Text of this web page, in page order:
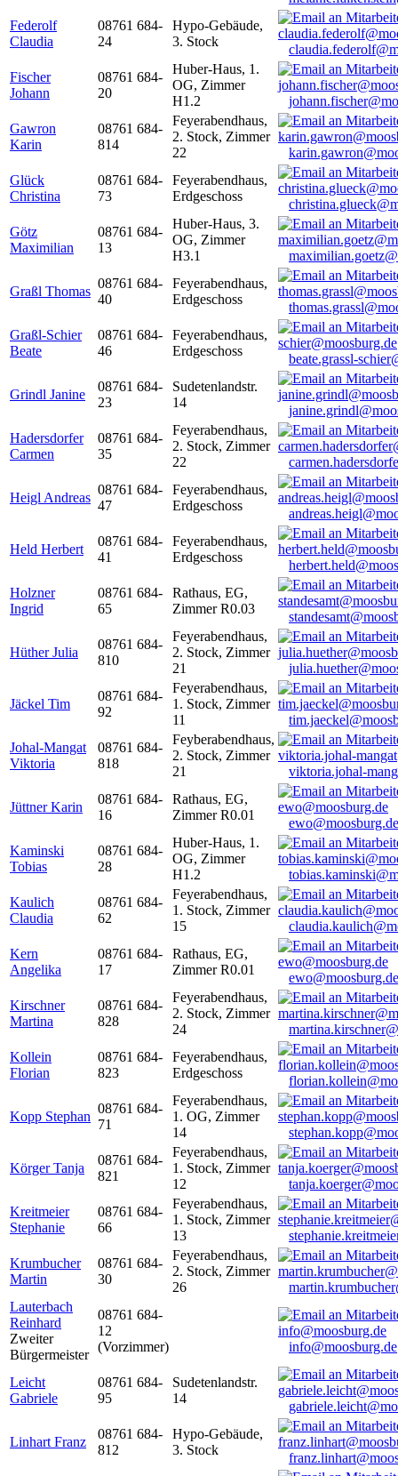
Federolf
Claudia
08761 684-
24
Hypo-Gebäude,
3. Stock
Fischer
Johann
08761 684-
20
Huber-Haus, 1.
OG, Zimmer
H1.2
Gawron
Karin
08761 684-
814
Feyerabendhaus,
2. Stock, Zimmer
22
Glück
Christina
08761 684-
73
Feyerabendhaus,
Erdgeschoss
Götz
Maximilian
08761 684-
13
Huber-Haus, 3.
OG, Zimmer
H3.1
Graßl Thomas
08761 684-
40
Feyerabendhaus,
Erdgeschoss
Graßl-Schier
Beate
08761 684-
46
Feyerabendhaus,
Erdgeschoss
beate.grassl-
Grindl Janine
08761 684-
23
Sudetenlandstr.
14
Hadersdorfer
Carmen
08761 684-
35
Feyerabendhaus,
2. Stock, Zimmer
22
Heigl Andreas
08761 684-
47
Feyerabendhaus,
Erdgeschoss
Held Herbert
08761 684-
41
Feyerabendhaus,
Erdgeschoss
Holzner
Ingrid
08761 684-
65
Rathaus, EG,
Zimmer R0.03
Hüther Julia
08761 684-
810
Feyerabendhaus,
2. Stock, Zimmer
21
Jäckel Tim
08761 684-
92
Feyerabendhaus,
1. Stock, Zimmer
11
Johal-Mangat
Viktoria
08761 684-
818
Feyberabendhaus,
2. Stock, Zimmer
21
viktoria.johal-
Jüttner Karin
08761 684-
16
Rathaus, EG,
Zimmer R0.01
ewo@moosburg.de
Kaminski
Tobias
08761 684-
28
Huber-Haus, 1.
OG, Zimmer
H1.2
Kaulich
Claudia
08761 684-
62
Feyerabendhaus,
1. Stock, Zimmer
15
Kern
Angelika
08761 684-
17
Rathaus, EG,
Zimmer R0.01
ewo@moosburg.de
Kirschner
Martina
08761 684-
828
Feyerabendhaus,
2. Stock, Zimmer
24
Kollein
Florian
08761 684-
823
Feyerabendhaus,
Erdgeschoss
Kopp Stephan
08761 684-
71
Feyerabendhaus,
1. OG, Zimmer
14
Körger Tanja
08761 684-
821
Feyerabendhaus,
1. Stock, Zimmer
12
Kreitmeier
Stephanie
08761 684-
66
Feyerabendhaus,
1. Stock, Zimmer
13
Krumbucher
Martin
08761 684-
30
Feyerabendhaus,
2. Stock, Zimmer
26
Lauterbach
Reinhard
Zweiter
Bürgermeister
08761 684-
12
(Vorzimmer)
info@moosburg.de
Leicht
Gabriele
08761 684-
95
Sudetenlandstr.
14
Linhart Franz
08761 684-
812
Hypo-Gebäude,
3. Stock